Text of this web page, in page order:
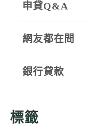
申貸Q&A
網友都在問
銀行貸款
標籤